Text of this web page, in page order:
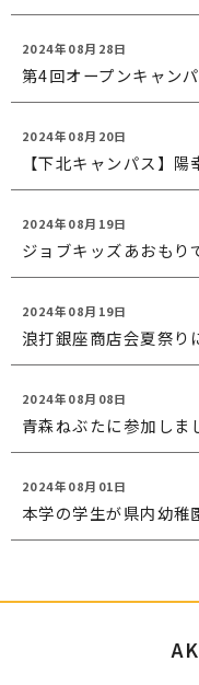
2024年08月28日
第4回オープンキャン
2024年08月20日
【下北キャンパス】
2024年08月19日
ジョブキッズあおもり
2024年08月19日
浪打銀座商店会夏祭り
2024年08月08日
青森ねぶたに参加しま
2024年08月01日
本学の学生が県内幼稚